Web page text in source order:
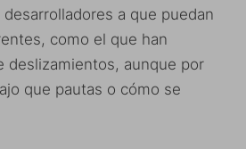
a que puedan
como el que han
deslizamientos, aunque por
que pautas o cómo se